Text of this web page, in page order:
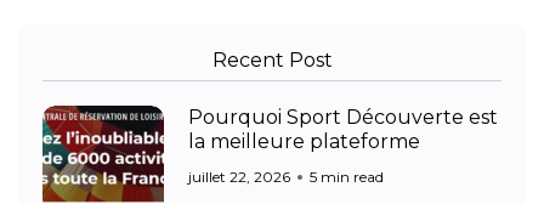
Recent Post
Pourquoi Sport Découverte est
la meilleure plateforme
juillet 22, 2026 5 min read